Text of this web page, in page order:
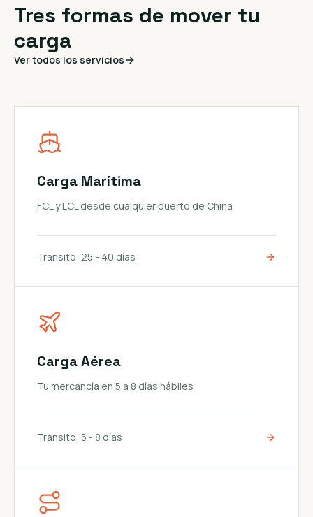
Tres formas de mover tu
carga
Ver todos los servicios
Carga Marítima
FCL y LCL desde cualquier puerto de China
Tránsito: 25 - 40 días
Carga Aérea
Tu mercancía en 5 a 8 días hábiles
Tránsito: 5 - 8 días